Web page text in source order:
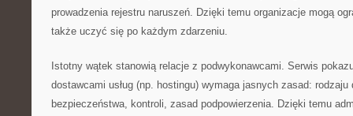
prowadzenia rejestru naruszeń. Dzięki temu organizacje mogą
także uczyć się po każdym zdarzeniu.
Istotny wątek stanowią relacje z podwykonawcami. Serwis
dostawcami usług (np. hostingu) wymaga jasnych zasad: rodzaju
bezpieczeństwa, kontroli, zasad podpowierzenia. Dzięki temu